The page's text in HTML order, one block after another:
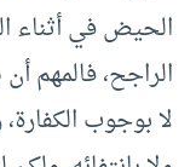
الحيض في أثناء
الراجح، فالمهم
لا بوجوب